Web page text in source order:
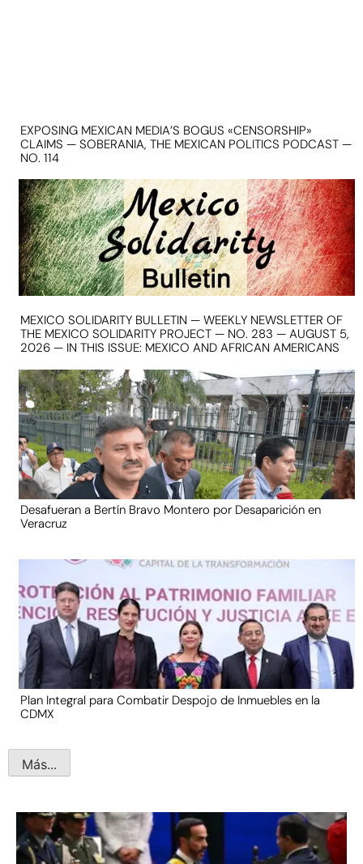
EXPOSING MEXICAN MEDIA’S BOGUS «CENSORSHIP»
CLAIMS — SOBERANIA, THE MEXICAN POLITICS PODCAST —
NO. 114
MEXICO SOLIDARITY BULLETIN — WEEKLY NEWSLETTER OF
THE MEXICO SOLIDARITY PROJECT — NO. 283 — AUGUST 5,
2026 — IN THIS ISSUE: MEXICO AND AFRICAN AMERICANS
Desafueran a Bertín Bravo Montero por Desaparición en
Veracruz
Plan Integral para Combatir Despojo de Inmuebles en la
CDMX
Más...